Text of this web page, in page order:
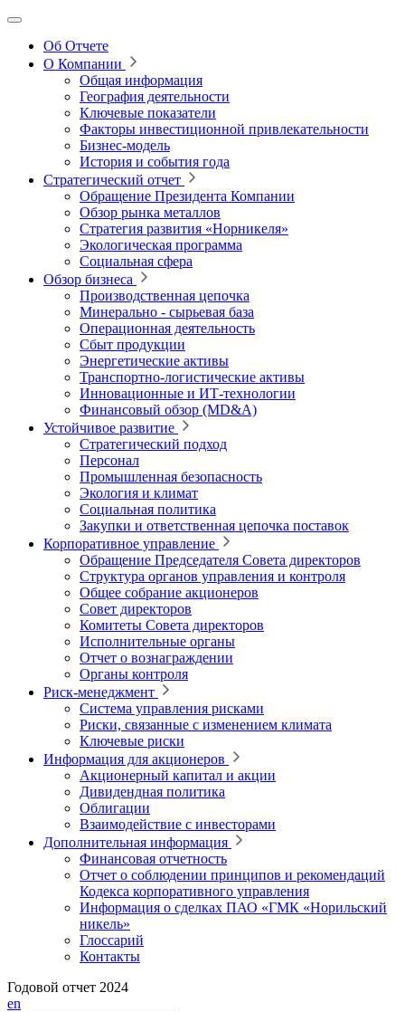
Об Отчете
О Компании
Общая информация
География деятельности
Ключевые показатели
Факторы инвестиционной привлекательности
Бизнес-модель
История и события года
Стратегический отчет
Обращение Президента Компании
Обзор рынка металлов
Стратегия развития «Норникеля»
Экологическая программа
Социальная сфера
Обзор бизнеса
Производственная цепочка
Минерально ‑ сырьевая база
Операционная деятельность
Сбыт продукции
Энергетические активы
Транспортно-логистические активы
Инновационные и ИТ‑технологии
Финансовый обзор (MD&A)
Устойчивое развитие
Стратегический подход
Персонал
Промышленная безопасность
Экология и климат
Социальная политика
Закупки и ответственная цепочка поставок
Корпоративное управление
Обращение Председателя Совета директоров
Структура органов управления и контроля
Общее собрание акционеров
Совет директоров
Комитеты Совета директоров
Исполнительные органы
Отчет о вознаграждении
Органы контроля
Риск-менеджмент
Система управления рисками
Риски, связанные с изменением климата
Ключевые риски
Информация для акционеров
Акционерный капитал и акции
Дивидендная политика
Облигации
Взаимодействие с инвесторами
Дополнительная информация
Финансовая отчетность
Отчет о соблюдении принципов и рекомендаций
Кодекса корпоративного управления
Информация о сделках ПАО «ГМК «Норильский
никель»
Глоссарий
Контакты
Годовой отчет 2024
en